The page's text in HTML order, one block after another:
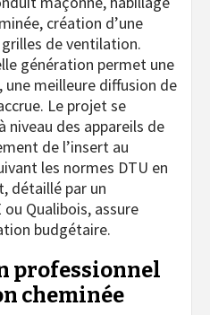
création d’une
de ventilation.
génération permet une
meilleure diffusion de
Le projet se
niveau des appareils de
de l’insert au
les normes DTU en
détaillé par un
Qualibois, assure
budgétaire.
professionnel
cheminée